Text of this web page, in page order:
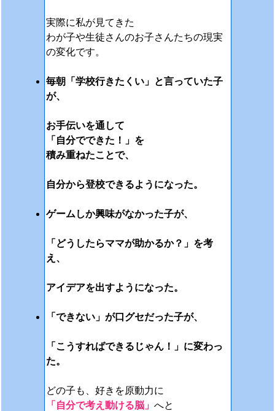
実際に私が見てきた
わが子や生徒さんのお子さんたちの現実
の変化です。
毎朝「学校行きたくい」と言っていた子
が、
お手伝いを通して
「自分でできた！」を
積み重ねたことで、
自分から登校できるようになった。
ゲームしか興味がなかった子が、
「どうしたらママが助かるか？」を考
え、
アイデアを出すようになった。
「できない」が口グセだった子が、
「こうすればできるじゃん！」に変わっ
た。
どの子も、好きを原動力に
「自分で考え動ける脳」 へと